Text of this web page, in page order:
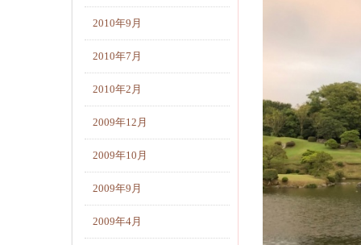
2010年9月
2010年7月
2010年2月
2009年12月
2009年10月
2009年9月
2009年4月